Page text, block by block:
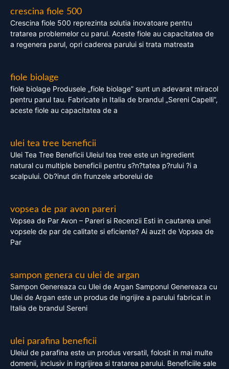
crescina fiole 500
Crescina fiole 500 reprezinta solutia inovatoare pentru
tratarea problemelor cu parul. Aceste fiole au capacitatea de
a regenera parul, opri caderea parului si trata matreata
fiole biolage
fiole biolage Produsele „fiole biolage” sunt un adevarat miracol
pentru parul tau. Fabricate in Italia de brandul „Sereni Capelli”,
aceste fiole au capacitatea de a
ulei tea tree beneficii
Ulei Tea Tree Beneficii Uleiul tea tree este un ingredient
natural cu multiple beneficii pentru s?n?tatea p?rului ?i a
scalpului. Ob?inut din frunzele arborelui de
vopsea de par avon pareri
Vopsea de Par Avon – Pareri si Recenzii Esti in cautarea unei
vopsele de par de calitate si eficiente? Ai auzit de Vopsea de
Par
sampon genera cu ulei de argan
Sampon Genereaza cu Ulei de Argan Samponul Genereaza cu
Ulei de Argan este un produs de ingrijire a parului fabricat in
Italia de brandul Sereni
ulei parafina beneficii
Uleiul de parafina este un produs versatil, folosit in mai multe
domenii, inclusiv in ingrijirea si tratarea parului. Beneficiile sale